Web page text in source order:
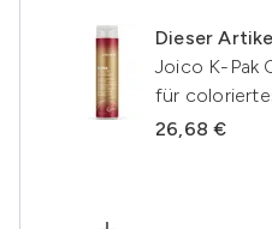
Dieser
Joico K-Pak
für
26,68 €